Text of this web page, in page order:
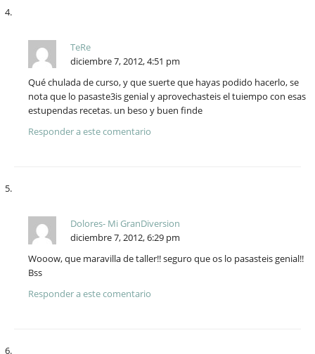
TeRe
diciembre 7, 2012, 4:51 pm
Qué chulada de curso, y que suerte que hayas podido hacerlo, se
nota que lo pasaste3is genial y aprovechasteis el tuiempo con esas
estupendas recetas. un beso y buen finde
Responder a este comentario
Dolores- Mi GranDiversion
diciembre 7, 2012, 6:29 pm
Wooow, que maravilla de taller!! seguro que os lo pasasteis genial!!
Bss
Responder a este comentario